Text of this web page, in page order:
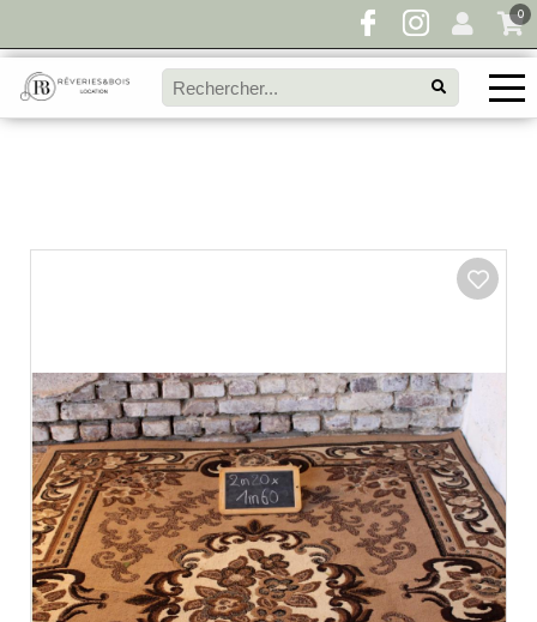
0
Pour toute demande de disponibilité, remplissez